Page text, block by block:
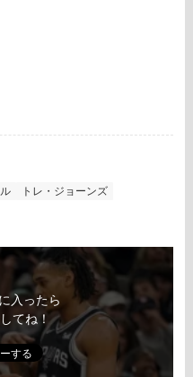
トレ・ジョーンズ
入ったら
てね！